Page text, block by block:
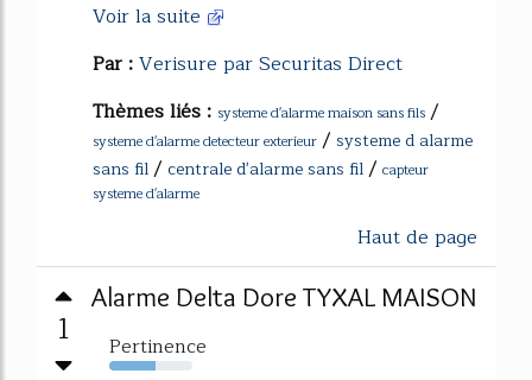
Voir la suite
Par :Verisure par Securitas Direct
Thèmes liés : systeme d'alarme maison sans fils /
systeme d'alarme detecteur exterieur / systeme d alarme
sans fil/ centrale d'alarme sans fil/ capteur
systeme d'alarme
Haut de page
1
Alarme Delta Dore TYXAL MAISON
Pertinence
55%